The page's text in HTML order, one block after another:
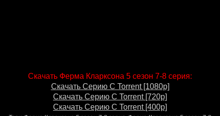
Скачать Ферма Кларксона 5 сезон 7-8 серия:
Скачать Серию С Torrent [1080p]
Скачать Серию С Torrent [720p]
Скачать Серию С Torrent [400p]